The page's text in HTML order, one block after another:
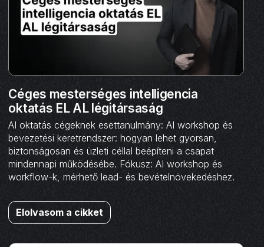
Céges mesterséges intelligencia
oktatás EL AL légitársaság
AI oktatás cégeknek esettanulmány: AI workshop és
bevezetési keretrendszer: hogyan lehet gyorsan,
biztonságosan és üzleti céllal beépíteni a csapat
mindennapi működésébe. Fókusz: AI workshop és
workflow-k, mérhető lead- és bevételnövekedéshez.
Elolvasom a cikket